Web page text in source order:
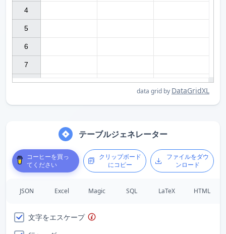
4
5
6
7
data grid by DataGridXL
テーブルジェネレーター
コーヒーを買っ
てください
クリップボード
にコピー
ファイルをダウ
ンロード
JSON Excel Magic SQL LaTeX HTML
文字をエスケープ